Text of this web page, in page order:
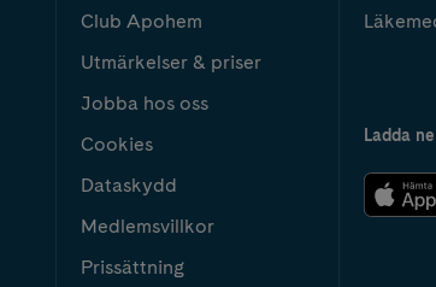
Club Apohem
Utmärkelser & priser
Jobba hos oss
Cookies
Dataskydd
Medlemsvillkor
Prissättning
Ladda